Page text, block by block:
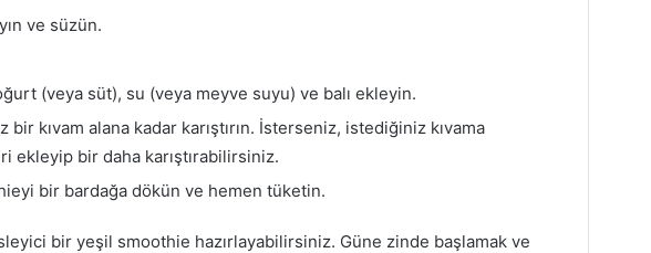
ve süzün.
(veya süt), su (veya meyve suyu) ve balı ekleyin.
kıvam alana kadar karıştırın. İsterseniz, istediğiniz kıvama
ekleyip bir daha karıştırabilirsiniz.
bir bardağa dökün ve hemen tüketin.
bir yeşil smoothie hazırlayabilirsiniz. Güne zinde başlamak ve